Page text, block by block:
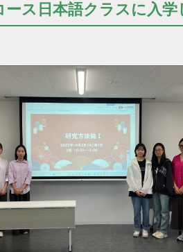
ース日本語クラスに入